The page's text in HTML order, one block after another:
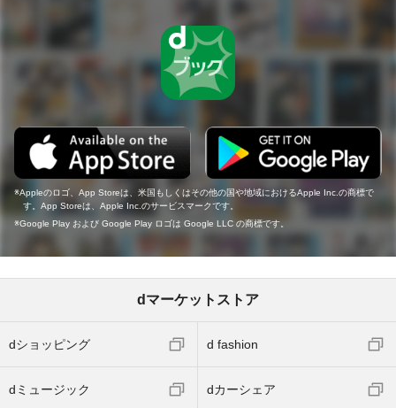
Appleのロゴ、App Storeは、米国もしくはその他の国や地域におけるApple Inc.の商標で
す。App Storeは、Apple Inc.のサービスマークです。
Google Play および Google Play ロゴは Google LLC の商標です。
dマーケットストア
dショッピング d fashion
dミュージック dカーシェア